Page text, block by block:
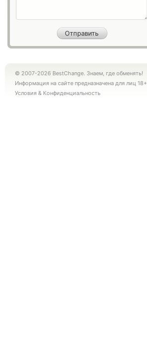
© 2007-2026 BestChange. Знаем, где обменять!
Информация на сайте предназначена для лиц 18+
Условия & Конфиденциальность